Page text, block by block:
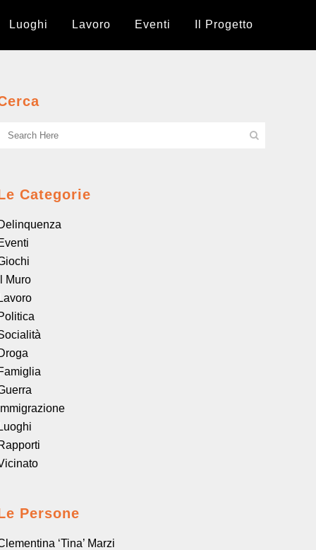
Luoghi Lavoro Eventi Il Progetto
Categorie
Muro
Lavoro
Immigrazione
Luoghi
Persone
‘Tina’ Marzi